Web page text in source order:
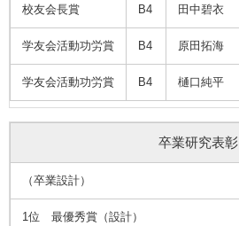
校友会長賞 B4 田中碧衣
学友会活動功労賞 B4 原田拓海
学友会活動功労賞 B4 樋口純平
卒業研究表彰
（卒業設計）
1位 最優秀賞（設計）